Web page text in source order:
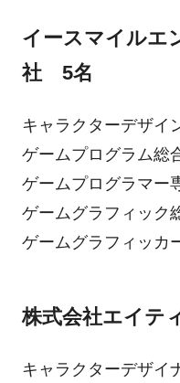
イースマイルエ
社 5名
キャラクターデザイ
ゲームプログラム総
ゲームプログラマー
ゲームグラフィック
ゲームグラフィッカ
株式会社エイテ
キャラクターデザイ